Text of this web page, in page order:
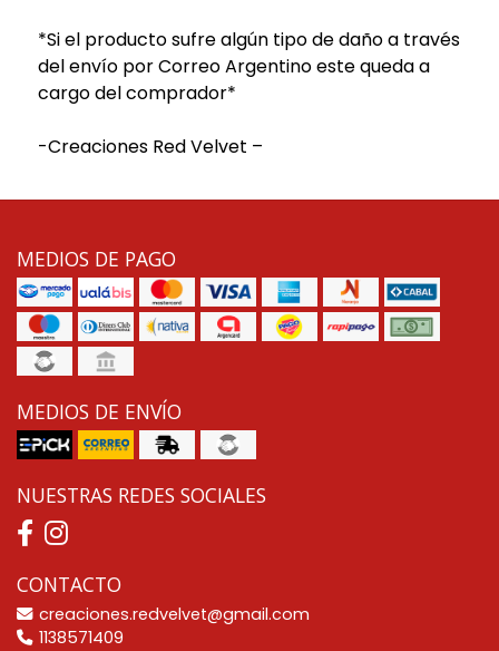
*Si el producto sufre algún tipo de daño a través
del envío por Correo Argentino este queda a
cargo del comprador*
-Creaciones Red Velvet –
MEDIOS DE PAGO
MEDIOS DE ENVÍO
NUESTRAS REDES SOCIALES
CONTACTO
creaciones.redvelvet@gmail.com
1138571409